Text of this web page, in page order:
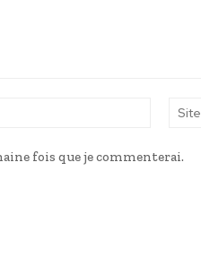
Email
fois que je commenterai.